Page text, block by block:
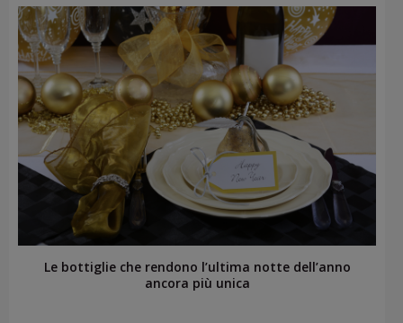
Le bottiglie che rendono l’ultima notte dell’anno
ancora più unica